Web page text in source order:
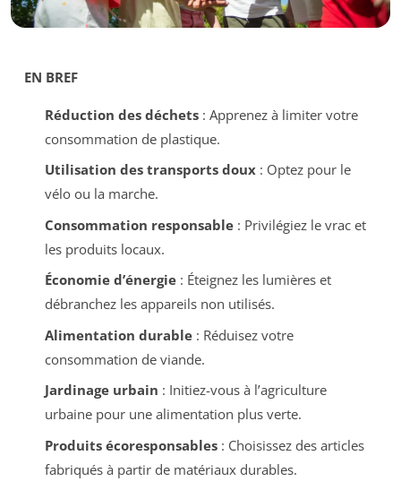
EN BREF
Réduction des déchets: Apprenez à limiter votre
consommation de plastique.
Utilisation des transports doux: Optez pour le
vélo ou la marche.
Consommation responsable: Privilégiez le vrac et
les produits locaux.
Économie d’énergie: Éteignez les lumières et
débranchez les appareils non utilisés.
Alimentation durable: Réduisez votre
consommation de viande.
Jardinage urbain : Initiez-vous à l’agriculture
urbaine pour une alimentation plus verte.
Produits écoresponsables: Choisissez des articles
fabriqués à partir de matériaux durables.